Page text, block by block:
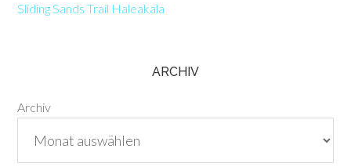
Sliding Sands Trail Haleakala
ARCHIV
Archiv